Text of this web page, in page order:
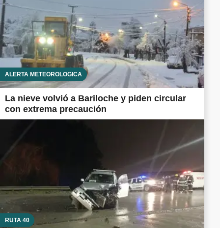
ALERTA METEOROLÓGICA
La nieve volvió a Bariloche y piden circular
con extrema precaución
RUTA 40